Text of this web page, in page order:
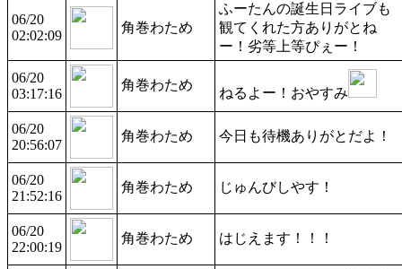
06/20
02:02:09
角巻わため
ふーたんの誕生日ライブも
観てくれた方ありがとね
ー！劣等上等ぴぇー！
06/20
03:17:16
角巻わため
ねるよー！おやすみ
06/20
20:56:07
角巻わため 今日も待機ありがとだよ！
06/20
21:52:16
角巻わため じゅんびしやす！
06/20
22:00:19
角巻わため はじえます！！！